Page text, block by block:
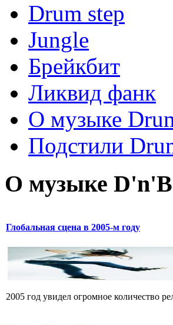
Drum step
Jungle
Брейкбит
Ликвид фанк
О музыке
Подстили
О музыке
Глобальная сцена в 2005-м году
2005 год увидел огромное количество